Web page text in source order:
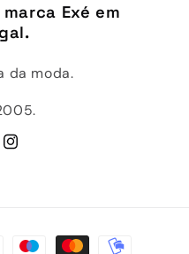
Exé em
da moda.
Instagram